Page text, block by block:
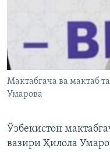
Мактабгача ва мактаб
Умарова
Ўзбекистон
вазири Ҳилола